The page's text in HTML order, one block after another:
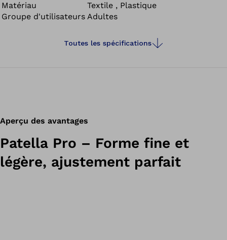
Matériau
Textile , Plastique
Groupe d'utilisateurs Adultes
Toutes les spécifications
Aperçu des avantages
Patella Pro – Forme fine et
légère, ajustement parfait